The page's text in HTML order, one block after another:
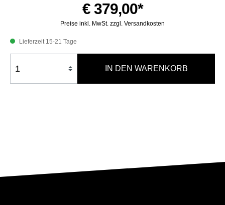
€ 379,00*
Preise inkl. MwSt. zzgl. Versandkosten
Lieferzeit 15-21 Tage
IN DEN WARENKORB